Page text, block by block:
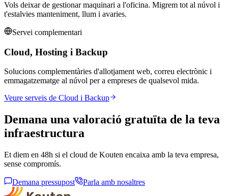
Vols deixar de gestionar maquinari a l'oficina. Migrem tot al núvol i
t'estalvies manteniment, llum i avaries.
Servei complementari
Cloud, Hosting i Backup
Solucions complementàries d'allotjament web, correu electrònic i
emmagatzematge al núvol per a empreses de qualsevol mida.
Veure serveis de Cloud i Backup
Demana una valoració gratuïta de la teva
infraestructura
Et diem en 48h si el cloud de Kouten encaixa amb la teva empresa,
sense compromís.
Demana pressupost Parla amb nosaltres